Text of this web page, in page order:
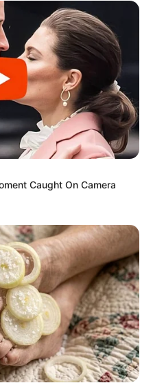
Caught On Camera